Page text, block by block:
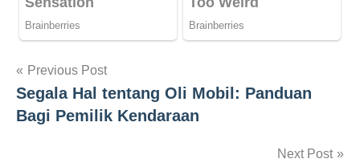
Navigasi
pos
Previous Post
Segala Hal tentang Oli Mobil: Panduan
Bagi Pemilik Kendaraan
Next Post